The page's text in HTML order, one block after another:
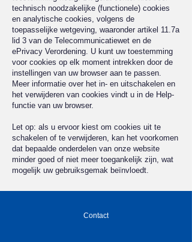
technisch noodzakelijke (functionele) cookies
en analytische cookies, volgens de
toepasselijke wetgeving, waaronder artikel 11.7a
lid 3 van de Telecommunicatiewet en de
ePrivacy Verordening. U kunt uw toestemming
voor cookies op elk moment intrekken door de
instellingen van uw browser aan te passen.
Meer informatie over het in- en uitschakelen en
het verwijderen van cookies vindt u in de Help-
functie van uw browser. ​
Let op: als u ervoor kiest om cookies uit te
schakelen of te verwijderen, kan het voorkomen
dat bepaalde onderdelen van onze website
minder goed of niet meer toegankelijk zijn, wat
mogelijk uw gebruiksgemak beïnvloedt.
Contact